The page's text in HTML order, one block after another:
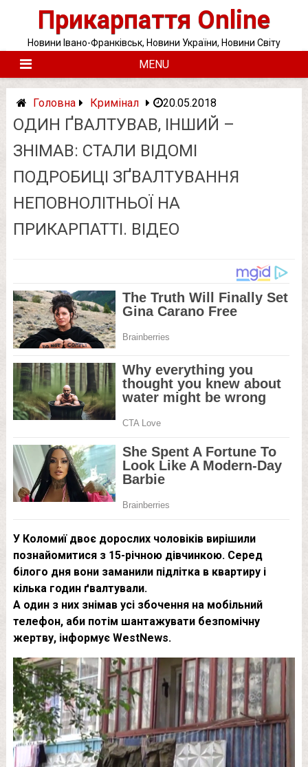
Прикарпаття Online
Новини Івано-Франківськ, Новини України, Новини Світу
MENU
Головна Кримінал 20.05.2018
ОДИН ҐВАЛТУВАВ, ІНШИЙ –
ЗНІМАВ: СТАЛИ ВІДОМІ
ПОДРОБИЦІ ЗҐВАЛТУВАННЯ
НЕПОВНОЛІТНЬОЇ НА
ПРИКАРПАТТІ. ВІДЕО
У Коломиї двоє дорослих чоловіків вирішили
познайомитися з 15-річною дівчинкою. Серед
білого дня вони заманили підлітка в квартиру і
кілька годин ґвалтували.
А один з них знімав усі збочення на мобільний
телефон, аби потім шантажувати безпомічну
жертву, інформує WestNews.